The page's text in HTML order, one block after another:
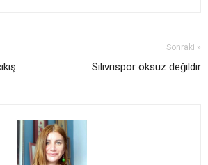
Sonraki »
Silivrispor öksüz değildir